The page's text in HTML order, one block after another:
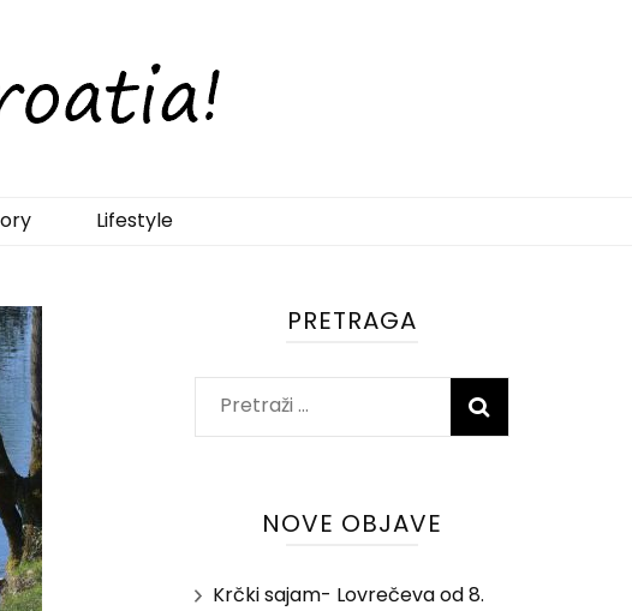
Lifestyle
PRETRAGA
Pretraži:
NOVE OBJAVE
Krčki sajam- Lovrečeva od 8.